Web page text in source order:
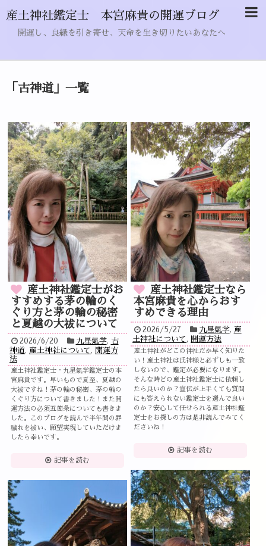
産土神社鑑定士 本宮麻貴の開運ブログ
開運し、良縁を引き寄せ、天命を生き切りたいあなたへ
「 古神道」 一覧
産土神社鑑定士がお
すすめする茅の輪のく
ぐり方と茅の輪の秘密
と夏越の大祓について
2026/6/20 九星氣学, 古
神道, 産土神社について , 開運方
法
産土神社鑑定士・九星氣学鑑定士の本
宮麻貴です。早いもので夏至、夏越の
大祓ですね！茅の輪の秘密、茅の輪の
くぐり方について書きました！また開
運方法の必須五箇条についても書きま
した。このブログを読んで半年間の罪
穢れを祓い、願望実現していただけま
したら幸いです。
記事を読む
産土神社鑑定士なら
本宮麻貴を心からおす
すめできる理由
2026/5/27 九星氣学, 産
土神社について , 開運方法
産土神社がどこの神社だか早く知りた
い！産土神社は氏神様と必ずしも一致
しないので、鑑定が必要になります。
そんな時どの産土神社鑑定士に依頼し
たら良いのか？宣伝が上手くても質問
にも答えられない鑑定士を選んで良い
のか？安心して任せられる産土神社鑑
定士をお探しの方は是非読んでみてく
ださいね！
記事を読む